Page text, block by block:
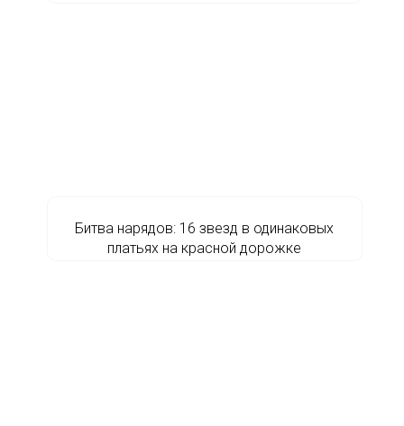
Битва нарядов: 16 звезд в одинаковых
платьях на красной дорожке